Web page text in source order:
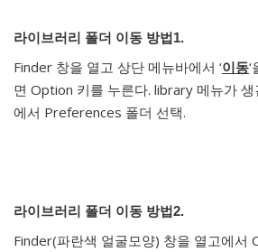
라이브러리 폴더 이동 방법1.
Finder 창을 열고 상단 메뉴바에서 ‘이동
면 Option 키를 누른다. library 메뉴가
에서 Preferences 폴더 선택.
라이브러리 폴더 이동 방법2.
Finder(파란색 얼굴모양) 창을 열고에서